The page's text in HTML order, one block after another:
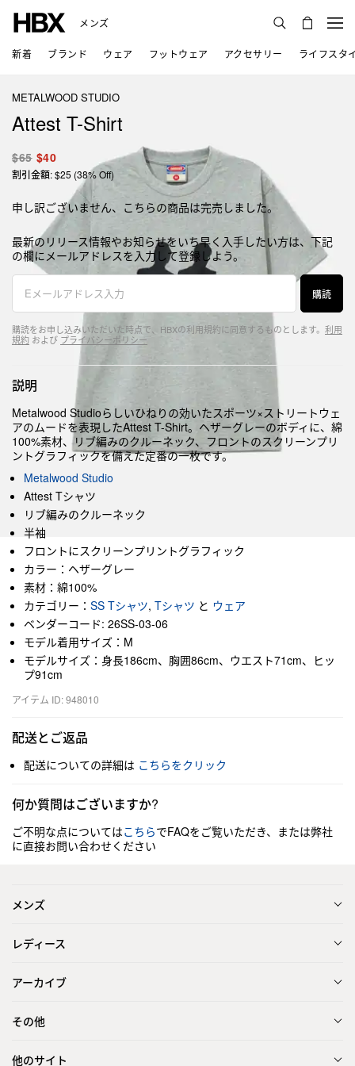
メンズ
新着 ブランド ウェア フットウェア アクセサリー ライフスタ
METALWOOD STUDIO
Attest T-Shirt
$65 $40
割引金額: $25 (38% Off)
申し訳ございません、こちらの商品は完売しました。
最新のリリース情報やお知らせをいち早く入手したい方は、下記
の欄にメールアドレスを入力して登録しよう。
購読
購読をお申し込みいただいた時点で、HBXの利用規約に同意するものとします。 利用
規約 および プライバシーポリシー
説明
Metalwood Studioらしいひねりの効いたスポーツ×ストリートウェ
アのムードを表現したAttest T-Shirt。ヘザーグレーのボディに、綿
100%素材、リブ編みのクルーネック、フロントのスクリーンプリ
ントグラフィックを備えた定番の一枚です。
Metalwood Studio
Attest Tシャツ
リブ編みのクルーネック
半袖
フロントにスクリーンプリントグラフィック
カラー：ヘザーグレー
素材：綿100%
カテゴリー： SS Tシャツ, Tシャツ と ウェア
ベンダーコード: 26SS-03-06
モデル着用サイズ：M
モデルサイズ：身長186cm、胸囲86cm、ウエスト71cm、ヒッ
プ91cm
アイテム ID: 948010
配送とご返品
配送についての詳細は こちらをクリック
何か質問はございますか?
ご不明な点についてはこちらでFAQをご覧いただき、または弊社
に直接お問い合わせください
メンズ
レディース
アーカイブ
その他
他のサイト